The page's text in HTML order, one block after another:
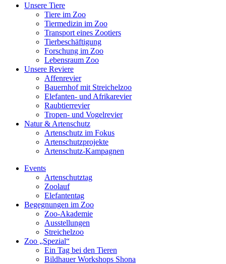
Unsere Tiere
Tiere im Zoo
Tiermedizin im Zoo
Transport eines Zootiers
Tierbeschäftigung
Forschung im Zoo
Lebensraum Zoo
Unsere Reviere
Affenrevier
Bauernhof mit Streichelzoo
Elefanten- und Afrikarevier
Raubtierrevier
Tropen- und Vogelrevier
Natur & Artenschutz
Artenschutz im Fokus
Artenschutzprojekte
Artenschutz-Kampagnen
Events
Artenschutztag
Zoolauf
Elefantentag
Begegnungen im Zoo
Zoo-Akademie
Ausstellungen
Streichelzoo
Zoo „Spezial“
Ein Tag bei den Tieren
Bildhauer Workshops Shona